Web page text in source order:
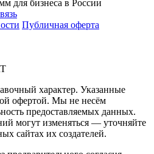
для бизнеса в России
Публичная оферта
характер. Указанные
офертой. Мы не несём
предоставляемых данных.
могут изменяться — уточняйте
сайтах их создателей.